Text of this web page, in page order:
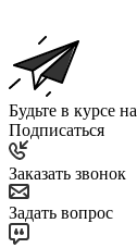
Будьте в курсе
Подписаться
Заказать звонок
Задать вопрос